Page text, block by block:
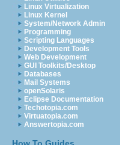
Linux Virtualization
Linux Kernel
System/Network Admin
Programming
Scripting Languages
Development Tools
Web Development
GUI Toolkits/Desktop
Databases
Mail Systems
openSolaris
Eclipse Documentation
Techotopia.com
Virtuatopia.com
Answertopia.com